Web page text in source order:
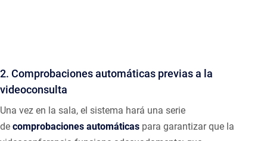
2. Comprobaciones automáticas previas a la
videoconsulta
Una vez en la sala, el sistema hará una serie
de comprobaciones automáticas para garantizar que la